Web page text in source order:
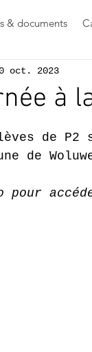
& documents
à
oct. 2023
de
de
pour